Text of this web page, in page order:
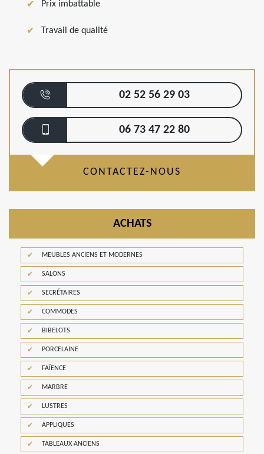
Prix imbattable
Travail de qualité
02 52 56 29 03
06 73 47 22 80
CONTACTEZ-NOUS
ACHATS
MEUBLES ANCIENS ET MODERNES
SALONS
SECRÉTAIRES
COMMODES
BIBELOTS
PORCELAINE
FAÏENCE
MARBRE
LUSTRES
APPLIQUES
TABLEAUX ANCIENS